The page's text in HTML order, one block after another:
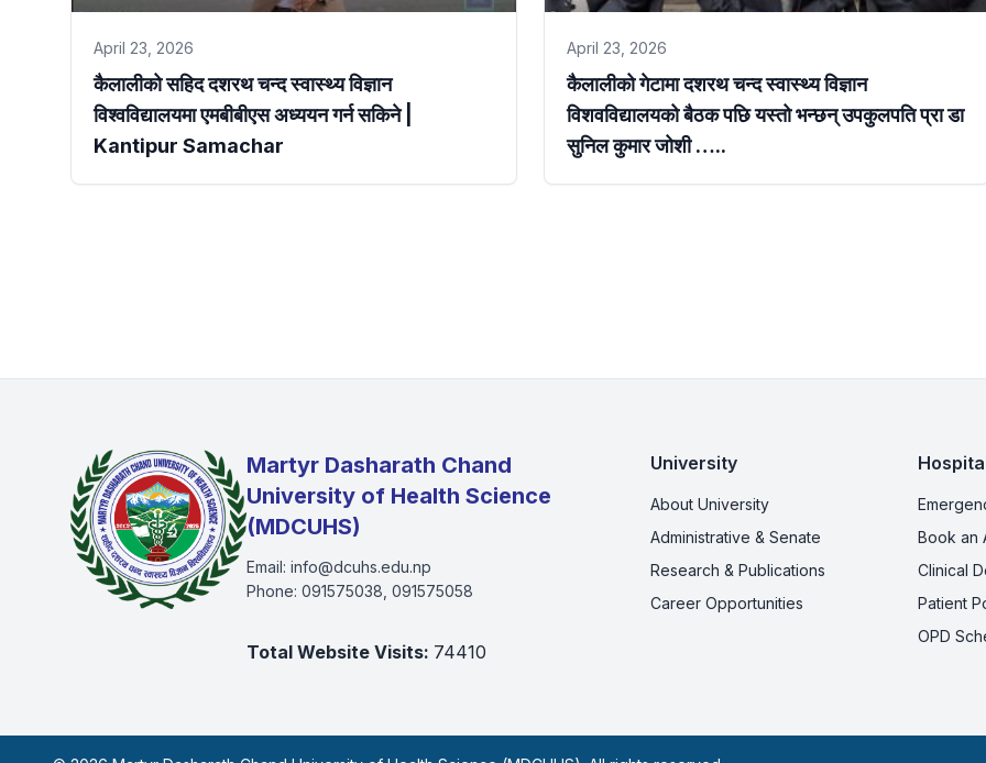
April 23, 2026
कैलालीको सहिद दशरथ चन्द स्वास्थ्य विज्ञान
विश्वविद्यालयमा एमबीबीएस अध्ययन गर्न सकिने |
Kantipur Samachar
April 23, 2026
कैलालीको गेटामा दशरथ चन्द स्वास्थ्य विज्ञान
विशवविद्यालयको बैठक पछि यस्तो भन्छन् उपकुलपति प्रा डा
सुनिल कुमार जोशी …..
Martyr Dasharath Chand
University of Health Science
(MDCUHS)
Email: info@dcuhs.edu.np
Phone: 091575038, 091575058
Total Website Visits: 74410
University
About University
Administrative & Senate
Research & Publications
Career Opportunities
Book an
Clinical
Patient
OPD